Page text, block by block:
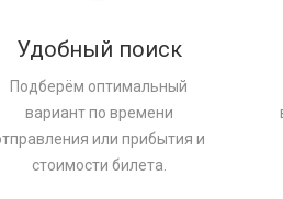
Удобный поиск
Подберём оптимальный
вариант по времени
или прибытия и
стоимости билета.